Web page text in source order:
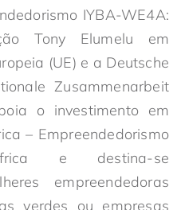
IYBA-WE4A:
Tony Elumelu em
(UE) e a Deutsche
Zusammenarbeit
o investimento em
– Empreendedorismo
e destina-se
empreendedoras
verdes ou empresas